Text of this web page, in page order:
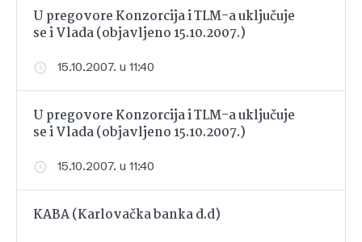
U pregovore Konzorcija i TLM-a uključuje
se i Vlada (objavljeno 15.10.2007.)
15.10.2007. u 11:40
U pregovore Konzorcija i TLM-a uključuje
se i Vlada (objavljeno 15.10.2007.)
15.10.2007. u 11:40
KABA (Karlovačka banka d.d)